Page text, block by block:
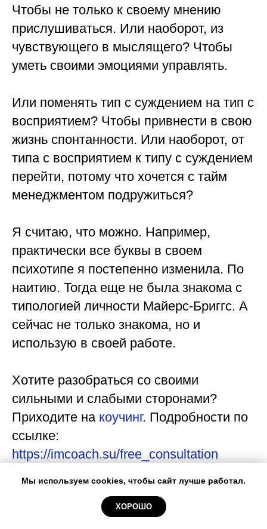
Чтобы не только к своему мнению
прислушиваться. Или наоборот, из
чувствующего в мыслящего? Чтобы
уметь своими эмоциями управлять.
Или поменять тип с суждением на тип с
восприятием? Чтобы привнести в свою
жизнь спонтанности. Или наоборот, от
типа с восприятием к типу с суждением
перейти, потому что хочется с тайм
менеджментом подружиться?
Я считаю, что можно. Например,
практически все буквы в своем
психотипе я постепенно изменила. По
наитию. Тогда еще не была знакома с
типологией личности Майерс-Бриггс. А
сейчас не только знакома, но и
использую в своей работе.
Хотите разобраться со своими
сильными и слабыми сторонами?
Приходите на коучинг. Подробности по
ссылке:
https://imcoach.su/free_consultation
Мы используем cookies, чтобы сайт лучше работал.
ХОРОШО